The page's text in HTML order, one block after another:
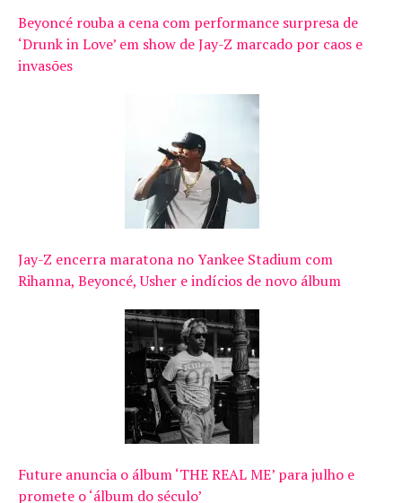
Beyoncé rouba a cena com performance surpresa de
‘Drunk in Love’ em show de Jay-Z marcado por caos e
invasões
Jay-Z encerra maratona no Yankee Stadium com
Rihanna, Beyoncé, Usher e indícios de novo álbum
Future anuncia o álbum ‘THE REAL ME’ para julho e
promete o ‘álbum do século’